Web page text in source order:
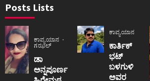
Posts Lists
ಕಾವ್ಯಯಾನ
ಗಝಲ್
ಡಾ
ಅನ್ನಪೂರ್ಣ
ಕಾವ್ಯಯಾನ
ಕಾರ್ತಿಕ್
ಭಟ್
ಬಳಗುಳಿ
ಅವರ